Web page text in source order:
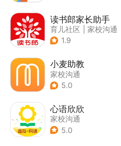
读书郎家长助手
育儿社区
家校沟通
1.9
小麦助教
家校沟通
5.0
心语欣欣
家校沟通
5.0